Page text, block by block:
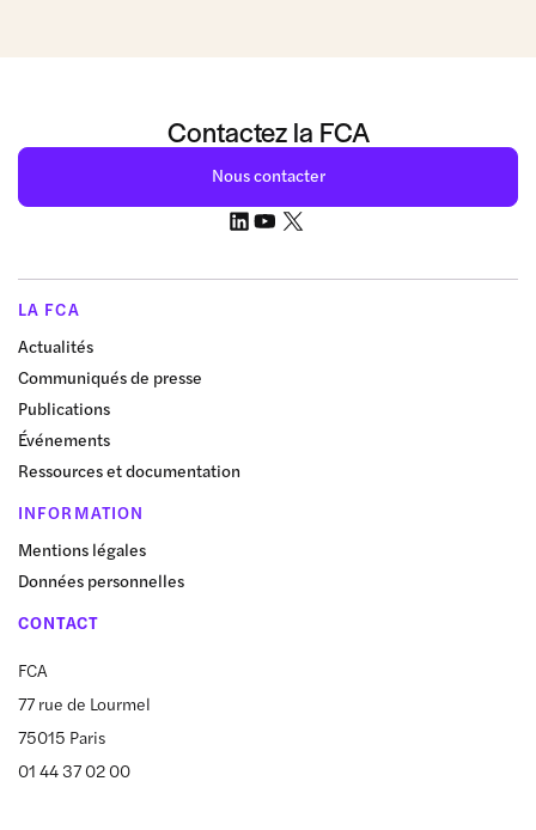
Contactez la FCA
Nous contacter
LA FCA
Actualités
Communiqués de presse
Publications
Événements
Ressources et documentation
INFORMATION
Mentions légales
Données personnelles
CONTACT
FCA
77 rue de Lourmel
75015 Paris
01 44 37 02 00